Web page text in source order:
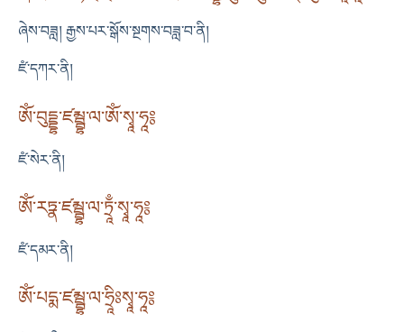
ཞེས་བཟླ། རྒྱས་པར་སྒོས་སྔགས་བཟླ་བ་ནི།
ཛཾ་དཀར་ནི།
ཨོཾ་བུདྡྷ་ཛམྦྷ་ལ་ཨོཾ་སྭཱ་ཧཱ༔
ཛཾ་སེར་ནི།
ཨོཾ་རཏྣ་ཛམྦྷ་ལ་ཏྲཱྃ་སྭཱ་ཧཱ༔
ཛཾ་དམར་ནི།
ཨོཾ་པདྨ་ཛམྦྷ་ལ་ཧྲཱིཿསྭཱ་ཧཱ༔